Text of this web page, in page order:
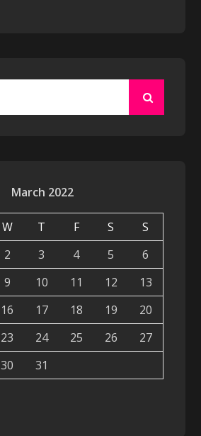
March 2022
W T F S
S
2 3 4 5
6
9 10 11 12
13
16 17 18 19
20
23 24 25 26
27
30 31